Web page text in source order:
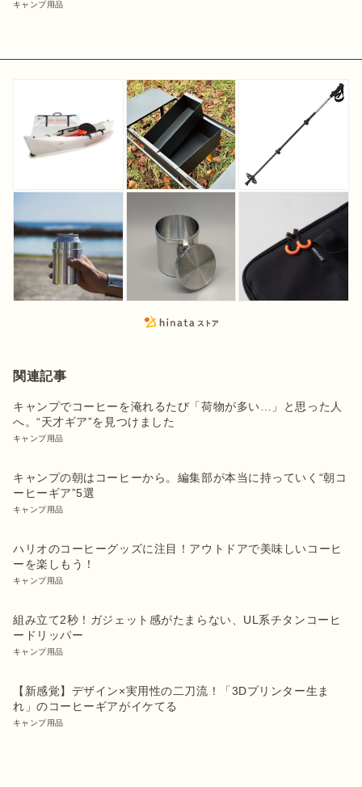
キャンプ用品
関連記事
キャンプでコーヒーを淹れるたび「荷物が多い…」と思った人
へ。“天才ギア”を見つけました
キャンプ用品
キャンプの朝はコーヒーから。編集部が本当に持っていく“朝コ
ーヒーギア”5選
キャンプ用品
ハリオのコーヒーグッズに注目！アウトドアで美味しいコーヒ
ーを楽しもう！
キャンプ用品
組み立て2秒！ガジェット感がたまらない、UL系チタンコーヒ
ードリッパー
キャンプ用品
【新感覚】デザイン×実用性の二刀流！「3Dプリンター生ま
れ」のコーヒーギアがイケてる
キャンプ用品